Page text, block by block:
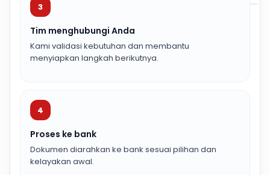
3
Tim menghubungi Anda
Kami validasi kebutuhan dan membantu
menyiapkan langkah berikutnya.
4
Proses ke bank
Dokumen diarahkan ke bank sesuai pilihan dan
kelayakan awal.